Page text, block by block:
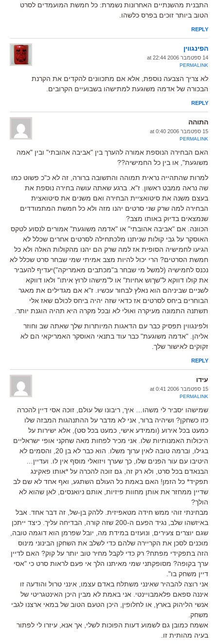
התבנית מהשנתיים האחרונות נשמרת: כל חמשת המועמדים לסרט
הטוב ביותר זוכים בפרס כלשהו.
REPLY
הפינגווין
14 ספטמבר 2006 at 22:44
PERMALINK
לא צריך הצבעה נוספת, אלא אם מתכוונים להקדים את הקרנת
הבכורה של אדמה משוגעת למתישהו בשבועיים הקרובים.
REPLY
התוהה
15 ספטמבר 2006 at 0:40
PERMALINK
האם הבחירה הנוספת אמורה להערך בין "אביבה אהובתי" ובין "אמה
משוגעת", או בין כל החמישיה??
למרות שהתהייה נראית תמוהה והתשובה ברורה, זה לא כ"כ פשוט כמו
שה נראה ממבט ראשון. ז"א. ברגע שאתה עושה בחירה נוספת את
בעצם משנה את סיטואציית הבחירה ואם משנים את סיטואצית
הבחירה למה שרק שני סרטים יהנו מזה ולא כל חמשת המתמודדים
שנמצאים בדיוק באותו מצב?
הכוונה. אם "אביבה אהובתי" או "אדמה משוגעת" אמורים לנסוע לטקס
האוסקר על גבי קולות שניתנו מלכתחילה לסרטים אחרים שכלל לא
הגיעו לחמישיה הסופית אז למה שרק הם יהנו מהקולות האלה ולא כל
חמשת הסרטים? הרי יכול להיות מצב אמיתי שמי שבחר סרט שכלל לא
נכנס לחמישיה (למשל מי שבחר ב"מכתבים מאמריקה")יעדיף להעביר
את קולו דווקא ל"שךוש אחיות" או ל"מישהו לרוץ איתו" ולאו דווקא
לשניים שביניהם הוא נאלץ לבחור עכשיו. ז"א אם מגדילים את מאגר
הבוחרים ביחס לסרטים אז כדאי שזה יהיה ביחס לכולם שאז אלי
תשתנה התמונה מעיקרה ואולי לא ובכל מקרה היא תהיה הוגנת יותר.
ולפינגווין תפסיק כבר עם הדאגות המיותרות שלך שאתה שב וחוזר
אליהן. "אדמה משוגעת" כבר עוד בתנאי האוסקר האמריקאי הם לא
זקוקים לאישור שלך.
REPLY
עידו
15 ספטמבר 2006 at 0:41
PERMALINK
שמישהו יסביר לי משהו… איך, ריבונו של עולם, זוכה אסי דיין להכרה
כזו כשחקן? ושיהיה ברור, אני לא מדבר על ההתנהגות המבזה שלו
כמעט בכל אירוע (וממידע אישי, כמעט בכל סט), אלא ישירות על
היכולות האמנותיות שלו. אני מכיר לפחות מאה שחקני אופי ישראליים
בגילו, וברמה טובה לאין ערוך משלו. הוא כבר לא בן 20, והסמים לא
היטיבו עם עור הפנים שלו, כך שערך ויזואלי מוסף אין לו. ועדיין…
הבנאדם בכל סרט, ולא רק זה, גם זוכה להכרה על *אותו פאקינג
תפקיד* כל הזמן! האם באמת כל העולם השתגע, ואף אחד לא שם לב
שדיין ממחזר את אותן מחוות פיזיות, אותם ניואנסים, לאן שהוא לא
הולך?
מבחינתי זוהי ממש חידה מטאפיזית. ללהק בן-של, זה דבר אחד. אבל
באיזשהו שלב, נגיד הפעם ה-200 שזה קורה, הבדיחה עליך. כיצד ייתכן
שגם יוצרים צעירים, ונועזים במידת מה, יובל שפרמן הוא דוגמה טובה,
מוכנים לסכן את הקריירה שלהם כדי לשלב את השחקן הבינוני מינוס
הזה בתפקידי מפתח? רק כדי לקבל מחיר טוב יותר על קוק? האם לדיין
ערך בקופה? מסופקתני שמי מאיתנו הלך אי פעם לראות סרט כי "אסי
דיין משחק בו".
אני רוצה להבהיר שאינני משתלח באדם עצמו, אינני טרול והודעה זו
איננה ספאם פלאמבויינטי. אני באמת לא מבין היכן האינטגריטי של
אנשי הליהוק בארץ, או לחלופין, היכן הטעם הטוב של במאי ארצנו לגבי
משחק.
אשמח כמובן גם לשמוע דעות הפוכות לשלי, אך אנא, עיזרו לי לפתור
בעיה מהותית זו.